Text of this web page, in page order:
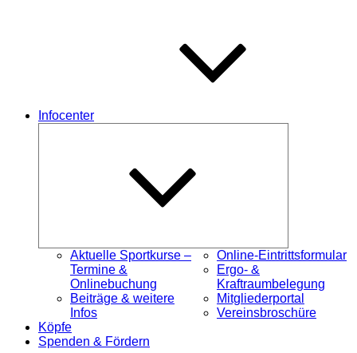
Infocenter
Aktuelle Sportkurse –
Termine &
Onlinebuchung
Beiträge & weitere
Infos
Online-Eintrittsformular
Ergo- &
Kraftraumbelegung
Mitgliederportal
Vereinsbroschüre
Köpfe
Spenden & Fördern